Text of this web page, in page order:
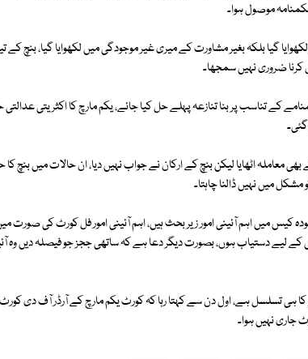
موصول ہوا۔
گیا بلکہ بغیر مشاورت کے میری غیر موجودگی میں لکھوایا گیا، بنچ کے
ضروری نہیں سمجھا۔
کے تناسب پر بنا تنازعہ پہلے حل کیا جائے، یکم مارچ کا اکثریتی
اٹھایا لیکن بنچ کے ارکان نے جواب نہیں دیا، ان حالات میں بنچ
میں نہیں ڈالنا چاہتا۔
میں اہم آئینی امور زیر بحث ہیں، اہم آئینی امور فل کورٹ کی صورت
لیے دستیاب ہوں، بصورت دیگر دعا ہے کہ ساتھی ججز جو فیصلہ دیں وہ
تسلسل ہے، اول دن سے کہتا رہا کہ کورٹ یکم مارچ کے آرڈر آف دی
جاری نہیں ہوا۔